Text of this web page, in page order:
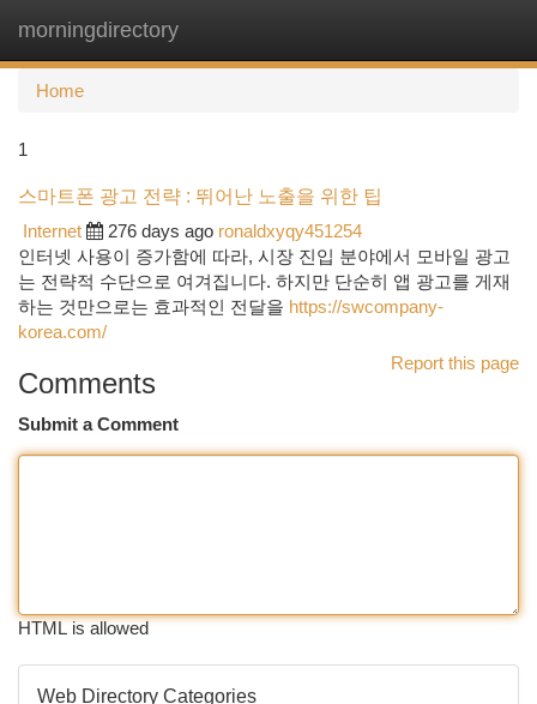
morningdirectory
Home
1
스마트폰 광고 전략 : 뛰어난 노출을 위한 팁
Internet
276 days ago ronaldxyqy451254
인터넷 사용이 증가함에 따라, 시장 진입 분야에서 모바일 광고
는 전략적 수단으로 여겨집니다. 하지만 단순히 앱 광고를 게재
하는 것만으로는 효과적인 전달을 https://swcompany-
korea.com/
Report this page
Comments
Submit a Comment
HTML is allowed
Web Directory Categories